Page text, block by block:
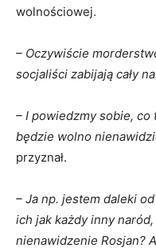
wolnościowej.
– Oczywiście
socjaliści zabijają cały
– I powiedzmy sobie,
będzie wolno
przyznał.
– Ja np. jestem daleki
ich jak każdy inny
nienawidzenie Rosjan?